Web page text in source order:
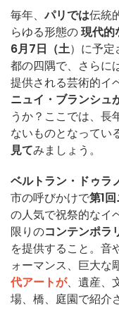
毎年、パリでは伝統
らゆる形態の現代的
6月7日（土）に予
都の四隅で、さらに
提供される芸術的イ
ニュイ・ブランシュ
うか？ここでは、長
ないものとなってい
見てみましょう。
ベルトラン・ドゥラ
市の呼びかけで第1
の人気で祝祭的なイ
限りのコンテンポラ
を提供すること。音
ォーマンス、巨大な
代アートが、遺産、
場、橋、庭園で紹介